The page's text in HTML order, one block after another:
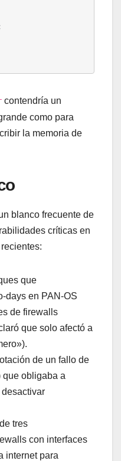
contendría un
como para
la memoria de
blanco frecuente de
críticas en
que
days en PAN-OS
de firewalls
que solo afectó a
de un fallo de
que obligaba a
tres
con interfaces
internet para